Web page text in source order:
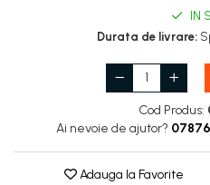
Garnituri carburator
Gheara doborare
Maner frana
Melc ulei
IN
Durata de livrare:
Cod Produs:
Ai nevoie de ajutor?
Adauga la Favorite